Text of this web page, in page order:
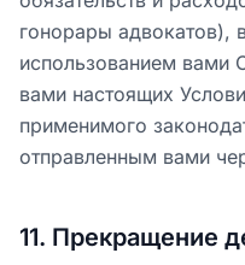
гонорары адвокатов),
использованием вами
вами настоящих
применимого
отправленным вами
11. Прекращение